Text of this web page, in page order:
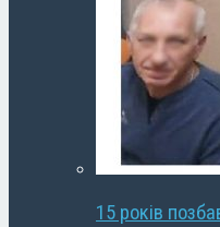
15 років